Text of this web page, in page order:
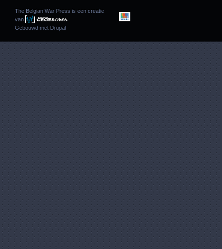
The Belgian War Press is een creatie
van
Gebouwd met Drupal